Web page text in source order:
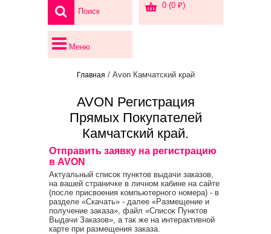
0 (0 ₽)
Меню
Главная / Avon Камчатский край
AVON Регистрация
Прямых Покупателей
Камчатский край.
Отправить заявку на регистрацию
в AVON
Актуальный список пунктов выдачи заказов,
на вашей страничке в личном кабине на сайте
(после присвоения компьютерного номера) - в
разделе «Скачать» - далее «Размещение и
получение заказа», файл «Список Пунктов
Выдачи Заказов», а так же на интерактивной
карте при размещения заказа.